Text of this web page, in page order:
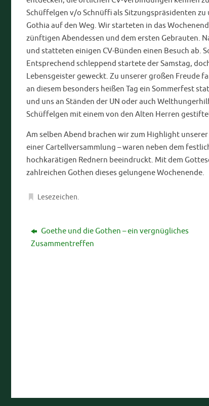
Schüffelgen v/o Schnüffi als Sitzungspräsidenten
Gothia auf den Weg. Wir starteten in das
zünftigen Abendessen und dem ersten Gebrauten.
und statteten einigen CV-Bünden einen Besuch ab.
Entsprechend schleppend startete der Samstag,
Lebensgeister geweckt. Zu unserer großen Freude
an diesem besonders heißen Tag ein Sommerfest
und uns an Ständen der UN oder auch
Schüffelgen mit einem von den Alten Herren
Am selben Abend brachen wir zum Highlight
einer Cartellversammlung – waren neben dem
hochkarätigen Rednern beeindruckt. Mit dem
zahlreichen Gothen dieses gelungene Wochenende.
Lesezeichen.
Goethe und die Gothen – ein vergnügliches
Zusammentreffen